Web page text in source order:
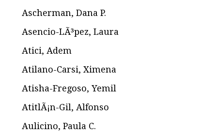
Ascherman, Dana P.
Asencio-LÃ³pez, Laura
Atici, Adem
Atilano-Carsi, Ximena
Atisha-Fregoso, Yemil
AtitlÃ¡n-Gil, Alfonso
Aulicino, Paula C.